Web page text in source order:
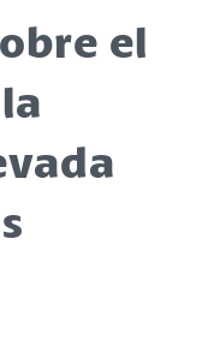
el